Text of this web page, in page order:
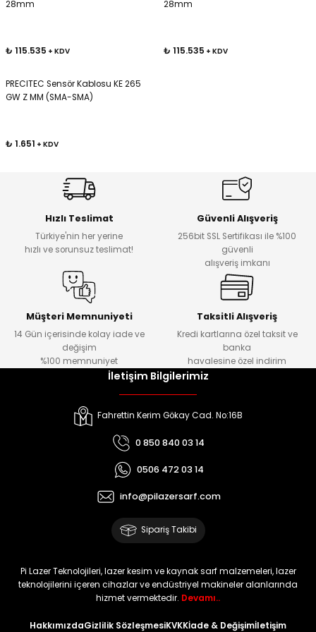
28mm
₺ 115.535 + KDV
28mm
₺ 115.535 + KDV
PRECITEC Sensör Kablosu KE 265
GW Z MM (SMA-SMA)
₺ 1.651 + KDV
Hızlı Teslimat
Türkiye'nin her yerine
hızlı ve sorunsuz teslimat!
Güvenli Alışveriş
256bit SSL Sertifikası ile %100
güvenli
alışveriş imkanı
Müşteri Memnuniyeti
14 Gün içerisinde kolay iade ve
değişim
%100 memnuniyet
Taksitli Alışveriş
Kredi kartlarına özel taksit ve
banka
havalesine özel indirim
İletişim Bilgilerimiz
Fahrettin Kerim Gökay Cad. No:16B
0 850 840 03 14
0506 472 03 14
info@pilazersarf.com
Sipariş Takibi
Pi Lazer Teknolojileri, lazer kesim ve kaynak sarf malzemeleri, lazer
teknolojilerini içeren cihazlar ve endüstriyel makineler alanlarında
hizmet vermektedir. Devamı..
HakkımızdaGizlilik SözleşmesiKVKKİade & Değişimİletişim